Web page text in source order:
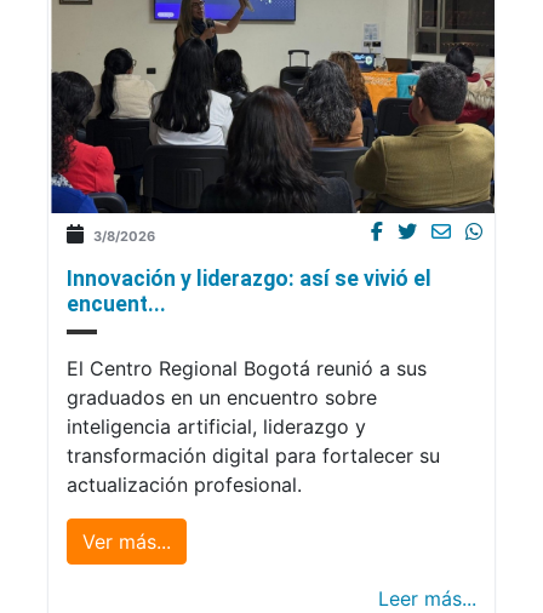
3/8/2026
Innovación y liderazgo: así se vivió el
encuent...
El Centro Regional Bogotá reunió a sus
graduados en un encuentro sobre
inteligencia artificial, liderazgo y
transformación digital para fortalecer su
actualización profesional.
Ver más...
Leer más...